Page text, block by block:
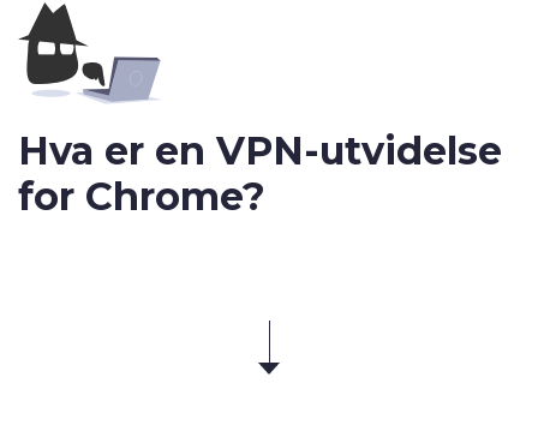
Hva er en VPN-utvidelse
for Chrome?